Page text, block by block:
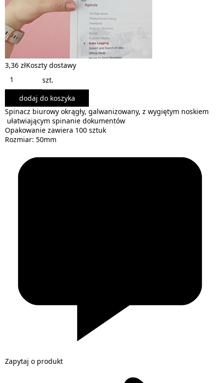
3,36 złKoszty dostawy
szt.
dodaj do koszyka
Spinacz biurowy okrągły, galwanizowany, z wygiętym noskiem
ułatwiającym spinanie dokumentów
Opakowanie zawiera 100 sztuk
Rozmiar: 50mm
Zapytaj o produkt